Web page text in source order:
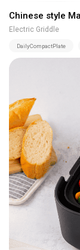
Chinese style
Electric Griddle
DailyCompactPlate